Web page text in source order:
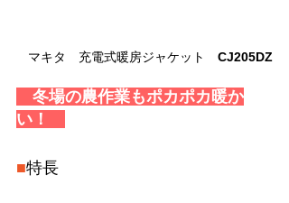
マキタ　充電式暖房ジャケット CJ205DZ
冬場の農作業もポカポカ暖か
い！
■特長